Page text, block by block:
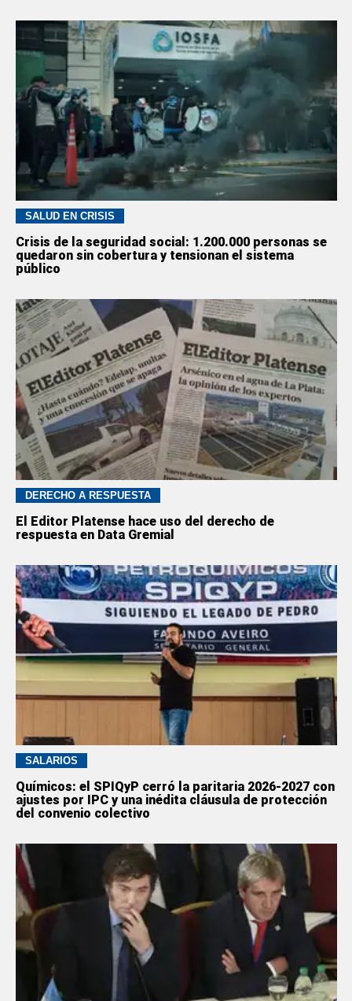
SALUD EN CRISIS
Crisis de la seguridad social: 1.200.000 personas se
quedaron sin cobertura y tensionan el sistema
público
DERECHO A RESPUESTA
El Editor Platense hace uso del derecho de
respuesta en Data Gremial
SALARIOS
Químicos: el SPIQyP cerró la paritaria 2026-2027 con
ajustes por IPC y una inédita cláusula de protección
del convenio colectivo